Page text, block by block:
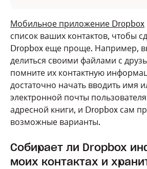
Мобильное приложение Dropbox
список ваших контактов, чтобы
Dropbox еще проще. Например,
делиться своими файлами с
помните их контактную
достаточно начать вводить имя
электронной почты
адресной книги, и Dropbox сам
возможные варианты.
Собирает ли Dropbox
моих контактах и